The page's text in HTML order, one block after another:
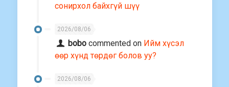
сонирхол байхгүй шүү
2026/08/06
bobo commented on Ийм хүсэл
өөр хүнд төрдөг болов уу?
2026/08/06